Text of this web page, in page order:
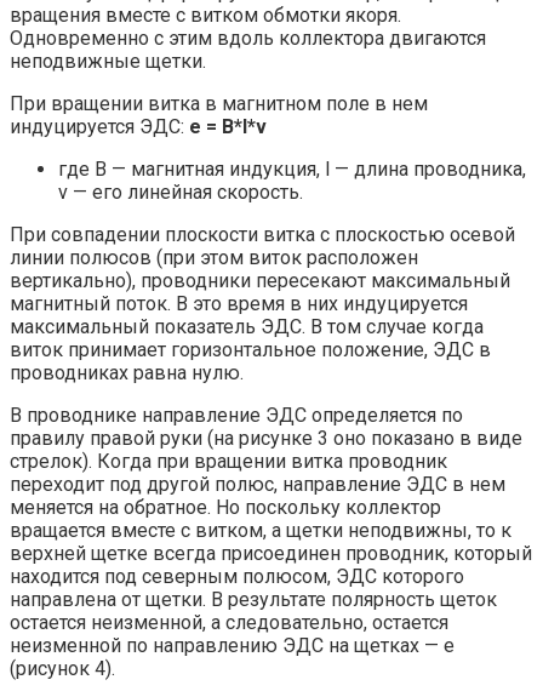
вращения вместе с витком обмотки якоря.
Одновременно с этим вдоль коллектора двигаются
неподвижные щетки.
При вращении витка в магнитном поле в нем
индуцируется ЭДС: e = B*l*v
где В — магнитная индукция, l — длина проводника,
v — его линейная скорость.
При совпадении плоскости витка с плоскостью осевой
линии полюсов (при этом виток расположен
вертикально), проводники пересекают максимальный
магнитный поток. В это время в них индуцируется
максимальный показатель ЭДС. В том случае когда
виток принимает горизонтальное положение, ЭДС в
проводниках равна нулю.
В проводнике направление ЭДС определяется по
правилу правой руки (на рисунке 3 оно показано в виде
стрелок). Когда при вращении витка проводник
переходит под другой полюс, направление ЭДС в нем
меняется на обратное. Но поскольку коллектор
вращается вместе с витком, а щетки неподвижны, то к
верхней щетке всегда присоединен проводник, который
находится под северным полюсом, ЭДС которого
направлена от щетки. В результате полярность щеток
остается неизменной, а следовательно, остается
неизменной по направлению ЭДС на щетках — е
(рисунок 4).